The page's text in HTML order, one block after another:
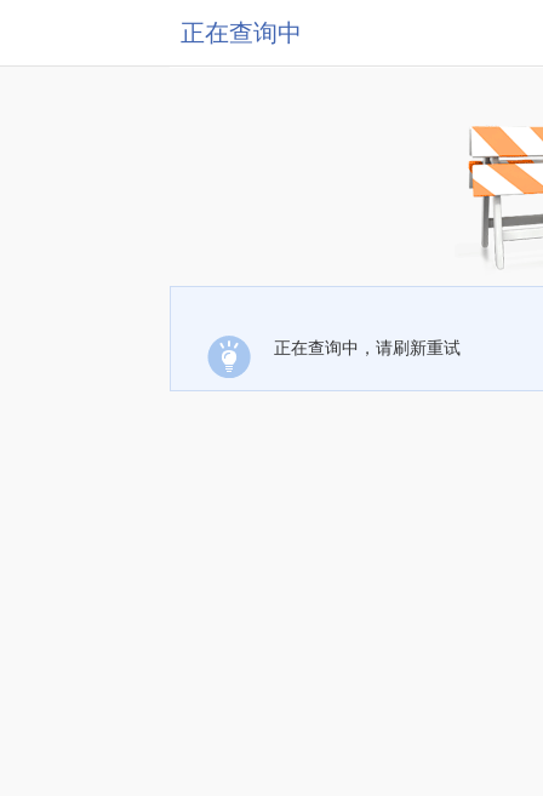
正在查询中
正在查询中，请刷新重试